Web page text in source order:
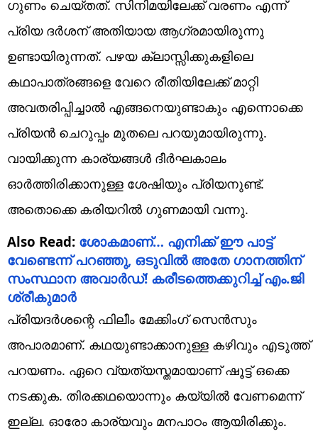
ഗുണം ചെയ്തത്. സിനിമയിലേക്ക് വരണം എന്ന്
പ്രിയ ദര്‍ശന് അതിയായ ആഗ്രമായിരുന്നു
ഉണ്ടായിരുന്നത്. പഴയ ക്ലാസ്സിക്കുകളിലെ
കഥാപാത്രങ്ങളെ വേറെ രീതിയിലേക്ക് മാറ്റി
അവതരിപ്പിച്ചാല്‍ എങ്ങനെയുണ്ടാകും എന്നൊക്കെ
പ്രിയന്‍ ചെറുപ്പം മുതലെ പറയുമായിരുന്നു.
വായിക്കുന്ന കാര്യങ്ങള്‍ ദീര്‍ഘകാലം
ഓര്‍ത്തിരിക്കാനുള്ള ശേഷിയും പ്രിയനുണ്ട്.
അതൊക്കെ കരിയറില്‍ ഗുണമായി വന്നു.
Also Read: ശോകമാണ്… എനിക്ക് ഈ പാട്ട്
വേണ്ടെന്ന് പറഞ്ഞു, ഒടുവില്‍ അതേ ഗാനത്തിന്‌
സംസ്ഥാന അവാര്‍ഡ്! കരീടത്തെക്കുറിച്ച് എം.ജി
ശ്രീകുമാര്‍
പ്രിയദര്‍ശന്റെ ഫിലീം മേക്കിംഗ് സെന്‍സും
അപാരമാണ്. കഥയുണ്ടാക്കാനുള്ള കഴിവും എടുത്ത്
പറയണം. ഏറെ വ്യത്യസ്തമായാണ് ഷൂട്ട് ഒക്കെ
നടക്കുക. തിരക്കഥയൊന്നും കയ്യില്‍ വേണമെന്ന്
ഇല്ല. ഓരോ കാര്യവും മനപാഠം ആയിരിക്കും.